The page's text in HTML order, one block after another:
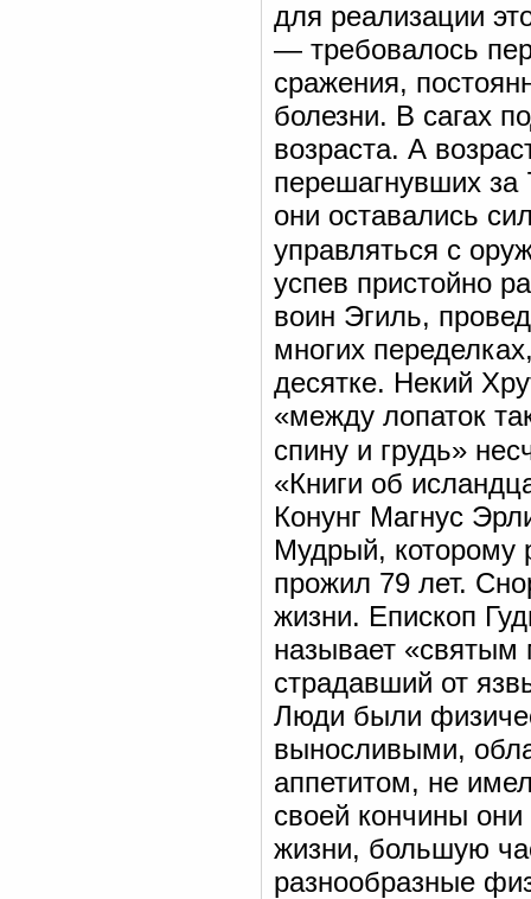
для реализации
— требовалось
сражения,
болезни. В сагах
возраста. А
перешагнувших за
они оставались
управляться с
успев пристойно
воин Эгиль,
многих
десятке. Некий
«между лопаток
спину и грудь»
«Книги об
Конунг Магнус
Мудрый,
прожил 79 лет.
жизни. Епископ
называет
страдавший от
Люди были
выносливыми,
аппетитом, не
своей кончины они
жизни, большую
разнообразные